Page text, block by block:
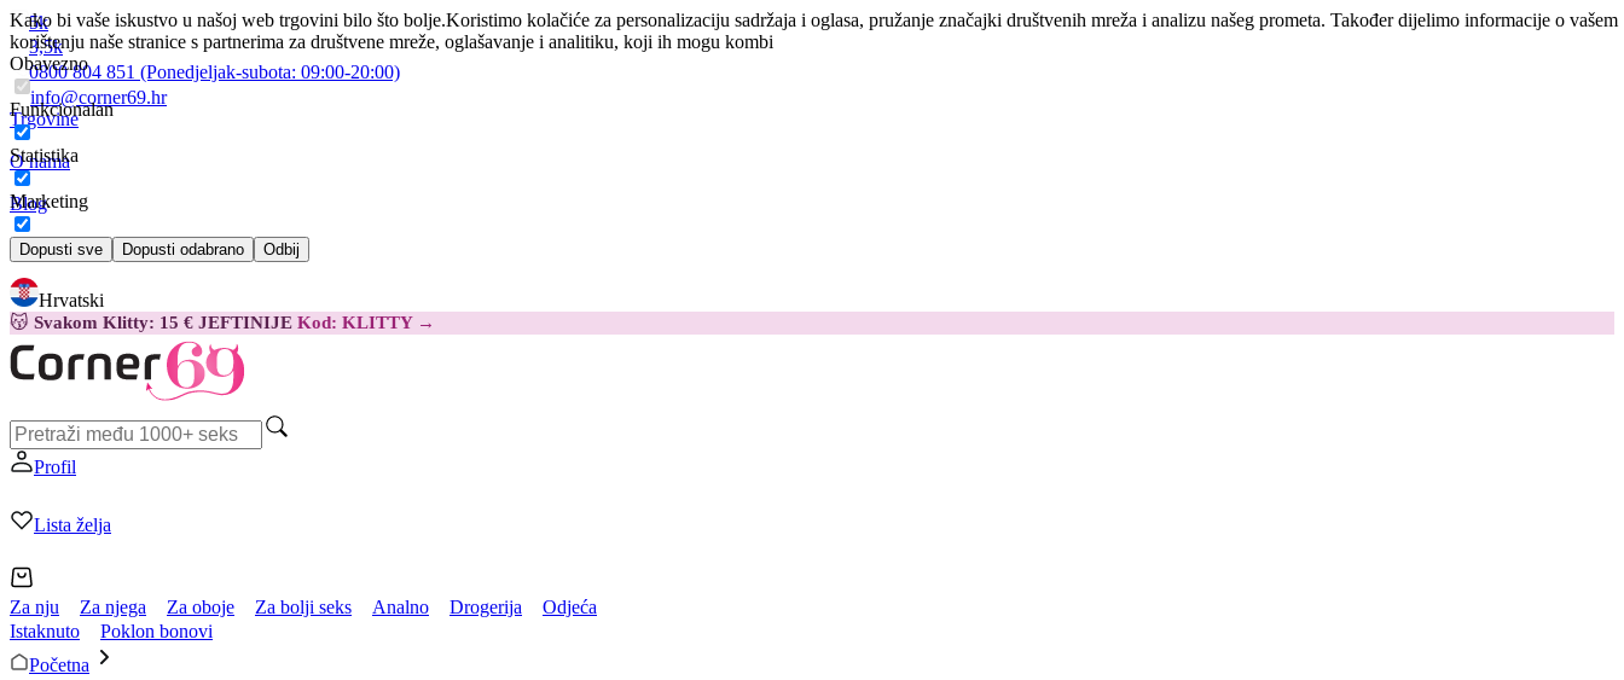
Kako bi vaše iskustvo u našoj web trgovini bilo što bolje.Koristimo kolačiće za personalizaciju sadržaja i oglasa, pružanje značajki društvenih mreža i analizu našeg prometa. Također dijelimo informacije o vašem
korištenju naše stranice s partnerima za društvene mreže, oglašavanje i analitiku, koji ih mogu kombi
Obavezno
Funkcionalan
Statistika
Marketing
Dopusti sve Dopusti odabrano Odbij
5k
3,5k
0800 804 851 (Ponedjeljak-subota: 09:00-20:00)
info@corner69.hr
Trgovine
O nama
Blog
Kontakt
Hrvatski
😽 Svakom Klitty: 15 € JEFTINIJE Kod: KLITTY →
Profil
Lista želja
Za nju Za njega Za oboje Za bolji seks Analno Drogerija
Odjeća
Istaknuto
Poklon bonovi
Početna